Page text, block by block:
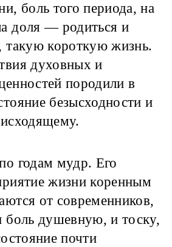
боль того периода, на
доля — родиться и
такую короткую жизнь.
духовных и
породили в
безысходности и
годам мудр. Его
жизни коренным
от современников,
боль душевную, и тоску,
почти